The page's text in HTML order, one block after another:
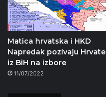
Matica hrvatska i HKD
Napredak pozivaju Hrvate
iz BiH na izbore
11/07/2022